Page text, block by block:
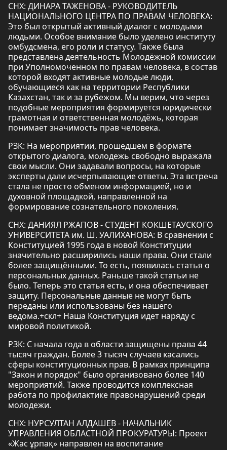
СНХ: ДИНАРА ТАЖЕНОВА - РУКОВОДИТЕЛЬ
НАЦИОНАЛЬНОГО ЦЕНТРА ПО ПРАВАМ ЧЕЛОВЕКА:
Это был открытый активный диалог с молодыми
людьми. Особое внимание было уделено институту
омбудсмена, его роли и статусу. Также была
представлена деятельность Молодёжной комиссии
при Уполномоченном по правам человека, в состав
которой входят активные молодые люди,
обучающиеся как на территории Республики
Казахстан, так и за рубежом. Мы верим, что через
подобные мероприятия формируется юридически
грамотная и ответственная молодёжь, которая
понимает значимость прав человека.
РЗК: На мероприятии, прошедшем в формате
открытого диалога, молодежь свободно выражала
свои мысли. Они задавали вопросы, на которые
эксперты дали исчерпывающие ответы. Эта встреча
стала не просто обменом информацией, но и
духовной площадкой, направленной на
формирование сознательного поколения.
СНХ: ДАНИЯЛ РЖАПОВ - СТУДЕНТ КОКШЕТАУСКОГО
УНИВЕРСИТЕТА им. Ш. УАЛИХАНОВА: В сравнении с
Конституцией 1995 года в новой Конституции
значительно расширились наши права. Они стали
более защищёнными. То есть, появилась статья о
персональных данных. Раньше такой статьи не
было. Теперь это статья есть, и она обеспечивает
защиту. Персональные данные не могут быть
переданы или использованы без нашего
ведома.+скл+ Наша Конституция идет наряду с
мировой политикой.
РЗК: С начала года в области защищены права 44
тысяч граждан. Более 3 тысяч случаев касались
сферы конституционных прав. В рамках принципа
"Закон и порядок" было организовано более 140
мероприятий. Также проводится комплексная
работа по профилактике правонарушений среди
молодежи.
СНХ: НУРСУЛТАН АЛДАШЕВ - НАЧАЛЬНИК
УПРАВЛЕНИЯ ОБЛАСТНОЙ ПРОКУРАТУРЫ: Проект
«Жас ұрпақ» направлен на воспитание